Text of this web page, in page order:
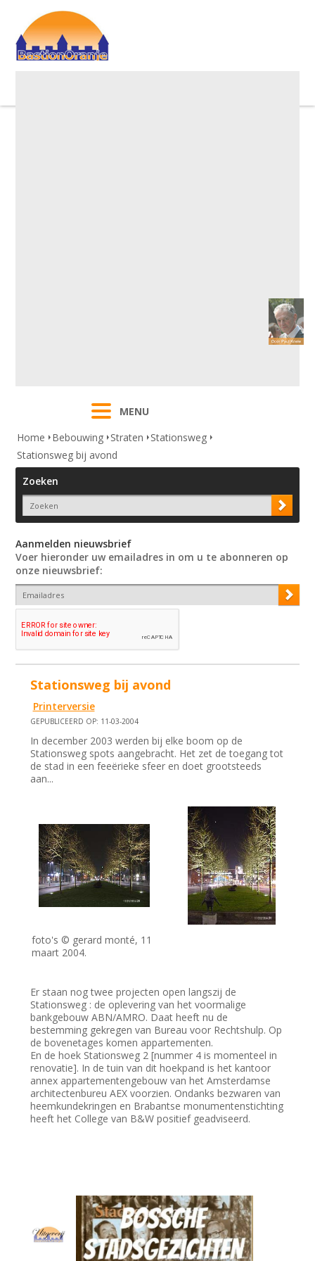
MENU
Home
Bebouwing Straten
Stationsweg
Stationsweg bij avond
Zoeken
Aanmelden nieuwsbrief
Voer hieronder uw emailadres in om u te abonneren op
onze nieuwsbrief:
Stationsweg bij avond
Printerversie
GEPUBLICEERD OP: 11-03-2004
In december 2003 werden bij elke boom op de
Stationsweg spots aangebracht. Het zet de toegang tot
de stad in een feeërieke sfeer en doet grootsteeds
aan...
foto's © gerard monté, 11
maart 2004.
Er staan nog twee projecten open langszij de
Stationsweg : de oplevering van het voormalige
bankgebouw ABN/AMRO. Daat heeft nu de
bestemming gekregen van Bureau voor Rechtshulp. Op
de bovenetages komen appartementen.
En de hoek Stationsweg 2 [nummer 4 is momenteel in
renovatie]. In de tuin van dit hoekpand is het kantoor
annex appartementengebouw van het Amsterdamse
architectenbureu AEX voorzien. Ondanks bezwaren van
heemkundekringen en Brabantse monumentenstichting
heeft het College van B&W positief geadviseerd.